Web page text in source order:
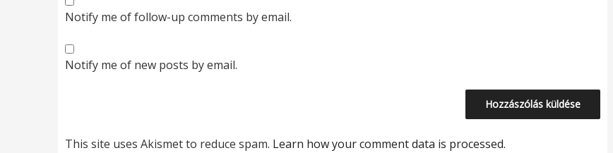
Notify me of follow-up comments by email.
Notify me of new posts by email.
This site uses Akismet to reduce spam. Learn how your comment data is processed.